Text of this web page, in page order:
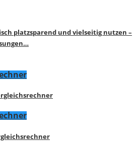
platzsparend und vielseitig nutzen –